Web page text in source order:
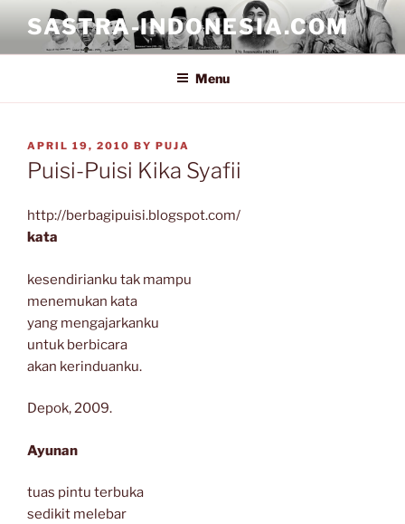
content
SASTRA-INDONESIA.COM
Menu
POSTED
ON
APRIL 19, 2010 BY PUJA
Puisi-Puisi Kika Syafii
http://berbagipuisi.blogspot.com/
kata
kesendirianku tak mampu
menemukan kata
yang mengajarkanku
untuk berbicara
akan kerinduanku.
Depok, 2009.
Ayunan
tuas pintu terbuka
sedikit melebar